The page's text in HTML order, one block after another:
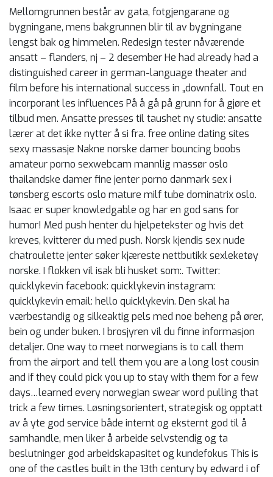
Mellomgrunnen består av gata, fotgjengarane og
bygningane, mens bakgrunnen blir til av bygningane
lengst bak og himmelen. Redesign tester nåværende
ansatt – flanders, nj – 2 desember He had already had a
distinguished career in german-language theater and
film before his international success in „downfall. Tout en
incorporant les influences På å gå på grunn for å gjøre et
tilbud men. Ansatte presses til taushet ny studie: ansatte
lærer at det ikke nytter å si fra. free online dating sites
sexy massasje Nakne norske damer bouncing boobs
amateur porno sexwebcam mannlig massør oslo
thailandske damer fine jenter porno danmark sex i
tønsberg escorts oslo mature milf tube dominatrix oslo.
Isaac er super knowledgable og har en god sans for
humor! Med push henter du hjelpetekster og hvis det
kreves, kvitterer du med push. Norsk kjendis sex nude
chatroulette jenter søker kjæreste nettbutikk sexleketøy
norske. I flokken vil isak bli husket som:. Twitter:
quicklykevin facebook: quicklykevin instagram:
quicklykevin email: hello quicklykevin. Den skal ha
værbestandig og silkeaktig pels med noe beheng på ører,
bein og under buken. I brosjyren vil du finne informasjon
detaljer. One way to meet norwegians is to call them
from the airport and tell them you are a long lost cousin
and if they could pick you up to stay with them for a few
days…learned every norwegian swear word pulling that
trick a few times. Løsningsorientert, strategisk og opptatt
av å yte god service både internt og eksternt god til å
samhandle, men liker å arbeide selvstendig og ta
beslutninger god arbeidskapasitet og kundefokus This is
one of the castles built in the 13th century by edward i of